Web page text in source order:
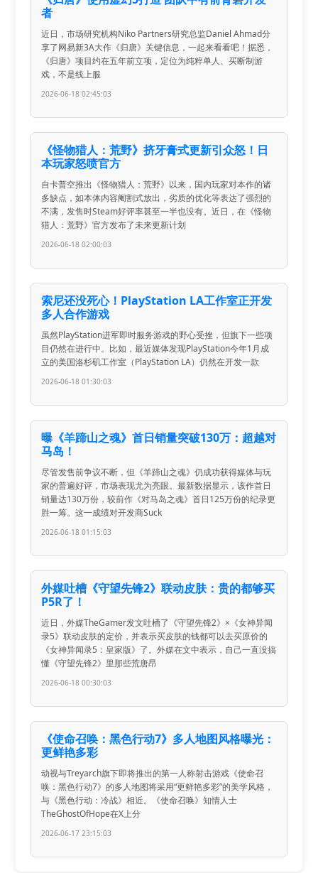
者
近日，市场研究机构Niko Partners研究总监Daniel Ahmad分
享了网易新3A大作《归唐》关键信息，一起来看看吧！据悉，
《归唐》项目约在五年前立项，定位为纯粹单人、买断制游
戏，不是线上服
2026-06-18 02:45:03
《怪物猎人：荒野》挤牙膏式更新引众怒！日
本玩家怒喷官方
自卡普空推出《怪物猎人：荒野》以来，国内玩家对本作的诸
多缺点，如本体内容阉割式放出，劣质的优化等表达了强烈的
不满，发售时Steam好评率甚至一半也没有。近日，在《怪物
猎人：荒野》官方发布了未来更新计划
2026-06-18 02:00:03
索尼还没死心！PlayStation LA工作室正开发
多人合作游戏
虽然PlayStation进军即时服务游戏的野心受挫，但旗下一些项
目仍然在进行中。比如，最近媒体发现PlayStation今年1月成
立的美国洛杉矶工作室（PlayStation LA）仍然在开发一款
2026-06-18 01:30:03
曝《羊蹄山之魂》首日销量突破130万：超越对
马岛！
尽管发售前争议不断，但《羊蹄山之魂》仍成功获得媒体与玩
家的普遍好评，市场表现尤为亮眼。最新数据显示，该作首日
销量达130万份，较前作《对马岛之魂》首日125万份的纪录更
胜一筹。这一成绩对开发商Suck
2026-06-18 01:15:03
外媒吐槽《守望先锋2》联动皮肤：贵的都够买
P5R了！
近日，外媒TheGamer发文吐槽了《守望先锋2》×《女神异闻
录5》联动皮肤的定价，并表示买皮肤的钱都可以去买原价的
《女神异闻录5：皇家版》了。外媒在文中表示，自己一直没搞
懂《守望先锋2》里那些荒唐昂
2026-06-18 00:30:03
《使命召唤：黑色行动7》多人地图风格曝光：
更鲜艳多彩
动视与Treyarch旗下即将推出的第一人称射击游戏《使命召
唤：黑色行动7》的多人地图将采用“更鲜艳多彩”的美学风格，
与《黑色行动：冷战》相近。《使命召唤》知情人士
TheGhostOfHope在X上分
2026-06-17 23:15:03